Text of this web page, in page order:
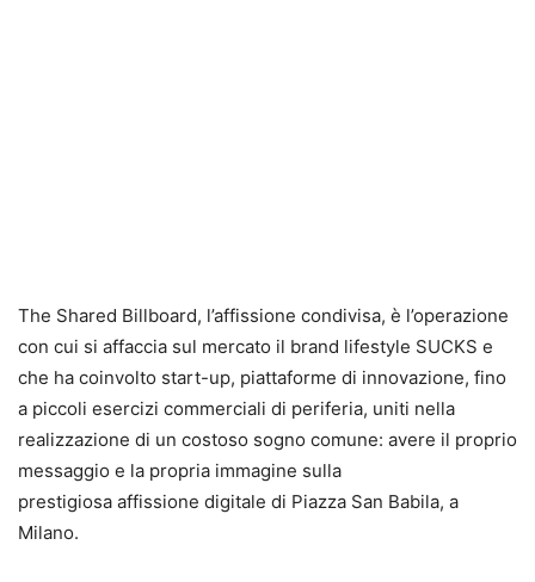
The Shared Billboard, l’affissione condivisa, è l’operazione
con cui si affaccia sul mercato il brand lifestyle SUCKS e
che ha coinvolto start-up, piattaforme di innovazione, fino
a piccoli esercizi commerciali di periferia, uniti nella
realizzazione di un costoso sogno comune: avere il proprio
messaggio e la propria immagine sulla
prestigiosa affissione digitale di Piazza San Babila, a
Milano.